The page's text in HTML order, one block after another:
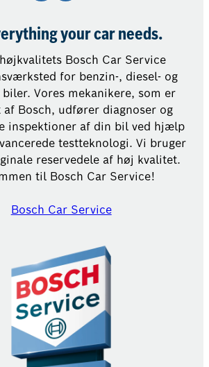
your car needs.
Bosch Car Service
for benzin-, diesel- og
Vores mekanikere, som er
af Bosch, udfører diagnoser og
inspektioner af din bil ved hjælp
testteknologi. Vi bruger
reservedele af høj kvalitet.
til Bosch Car Service!
Bosch Car Service